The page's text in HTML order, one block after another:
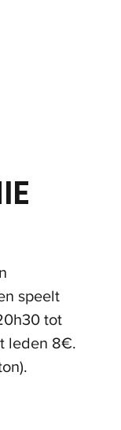
speelt
tot
leden 8€.